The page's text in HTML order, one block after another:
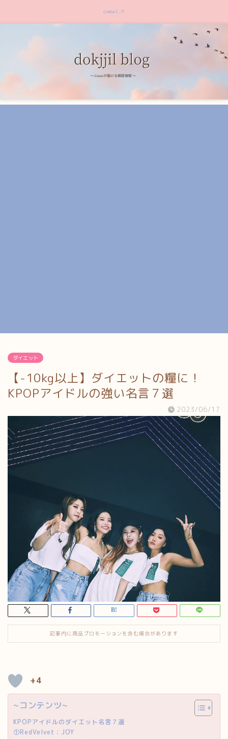
CARAT...♡
ダイエット
【-10kg以上】ダイエットの糧に！
KPOPアイドルの強い名言７選
2023/06/17
記事内に商品プロモーションを含む場合があります
+4
~コンテンツ~
KPOPアイドルのダイエット名言７選
①RedVelvet：JOY